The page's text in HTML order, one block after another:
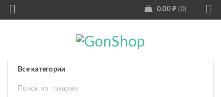
0.00 ₽ 0